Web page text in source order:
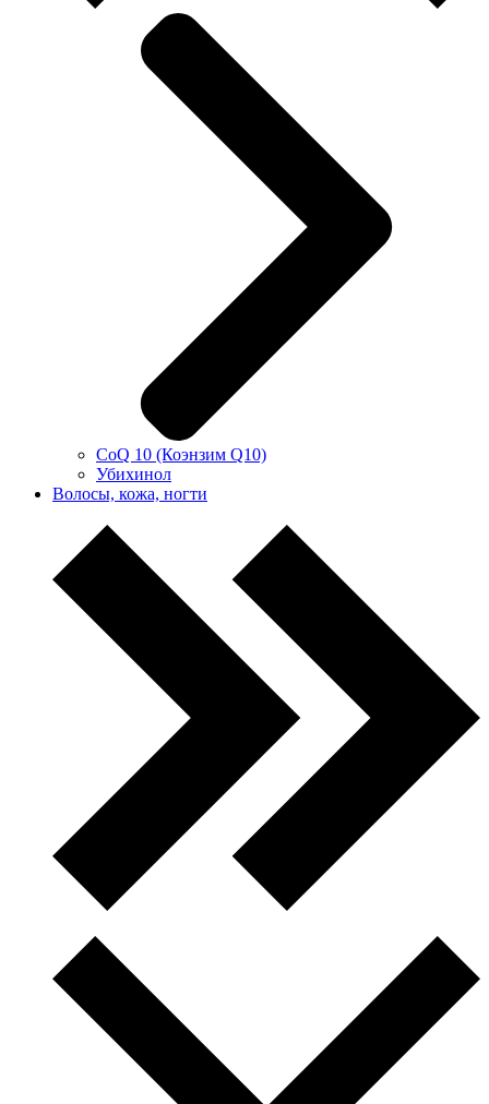
CoQ 10 (Коэнзим Q10)
Убихинол
Волосы, кожа, ногти